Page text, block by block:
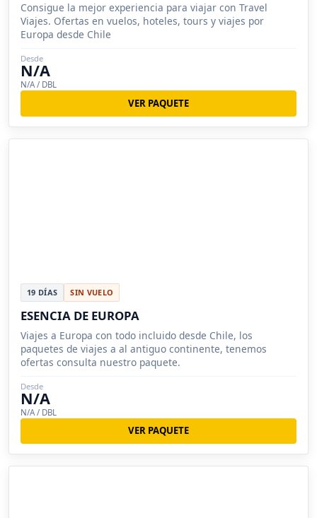
Consigue la mejor experiencia para viajar con Travel
Viajes. Ofertas en vuelos, hoteles, tours y viajes por
Europa desde Chile
Desde
N/A
N/A / DBL
VER PAQUETE
19 DÍAS SIN VUELO
ESENCIA DE EUROPA
Viajes a Europa con todo incluido desde Chile, los
paquetes de viajes a al antiguo continente, tenemos
ofertas consulta nuestro paquete.
Desde
N/A
N/A / DBL
VER PAQUETE